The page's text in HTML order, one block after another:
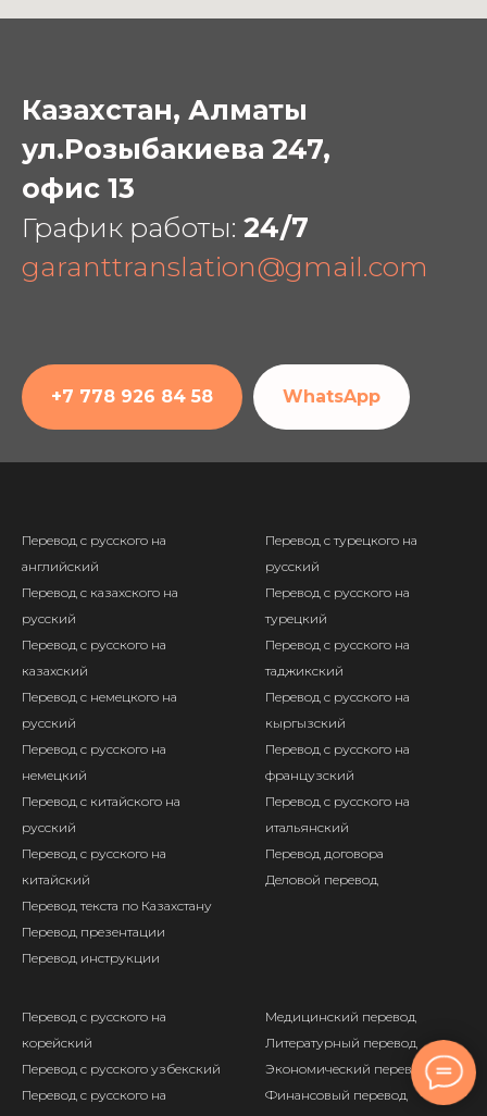
Казахстан, Алматы
ул.Розыбакиева 247,
офис 13
График работы: 24/7
garanttranslation@gmail.com
+7 778 926 84 58 WhatsApp
Перевод с русского на
английский
Перевод с казахского на
русский
Перевод с русского на
казахский
Перевод с немецкого на
русский
Перевод с русского на
немецкий
Перевод с китайского на
русский
Перевод с русского на
китайский
Перевод текста по Казахстану
Перевод презентации
Перевод инструкции
Перевод с турецкого на
русский
Перевод с русского на
турецкий
Перевод с русского на
таджикский
Перевод с русского на
кыргызский
Перевод с русского на
французский
Перевод с русского на
итальянский
Перевод договора
Деловой перевод
Перевод с русского на
корейский
Перевод с русского узбекский
Перевод с русского на
Медицинский перевод
Литературный перевод
Экономический перевод
Финансовый перевод